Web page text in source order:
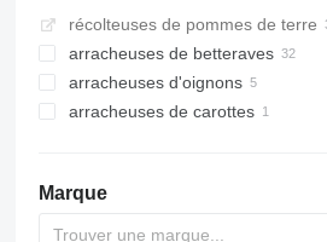
récolteuses de pommes de terre
arracheuses de betteraves
arracheuses d'oignons
arracheuses de carottes
Marque